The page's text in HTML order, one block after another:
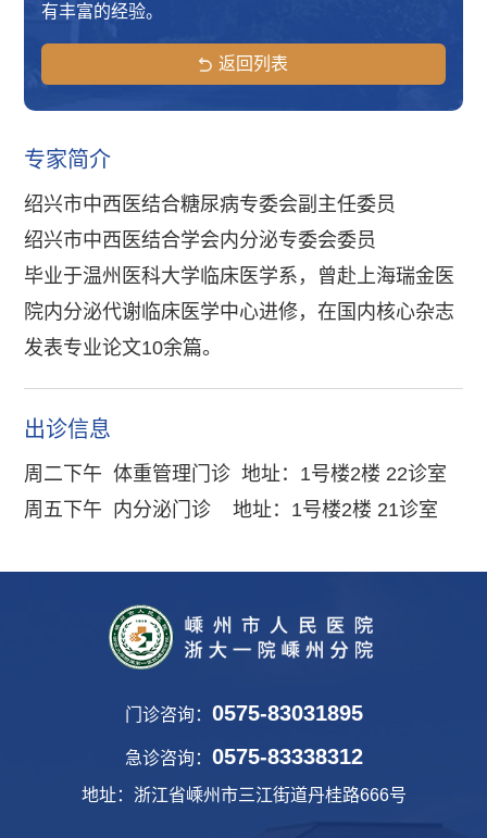
有丰富的经验。
返回列表
专家简介
绍兴市中西医结合糖尿病专委会副主任委员
绍兴市中西医结合学会内分泌专委会委员
毕业于温州医科大学临床医学系，曾赴上海瑞金医
院内分泌代谢临床医学中心进修，在国内核心杂志
发表专业论文10余篇。
出诊信息
周二下午 体重管理门诊 地址：1号楼2楼 22诊室
周五下午 内分泌门诊 地址：1号楼2楼 21诊室
门诊咨询： 0575-83031895
急诊咨询： 0575-83338312
地址：浙江省嵊州市三江街道丹桂路666号